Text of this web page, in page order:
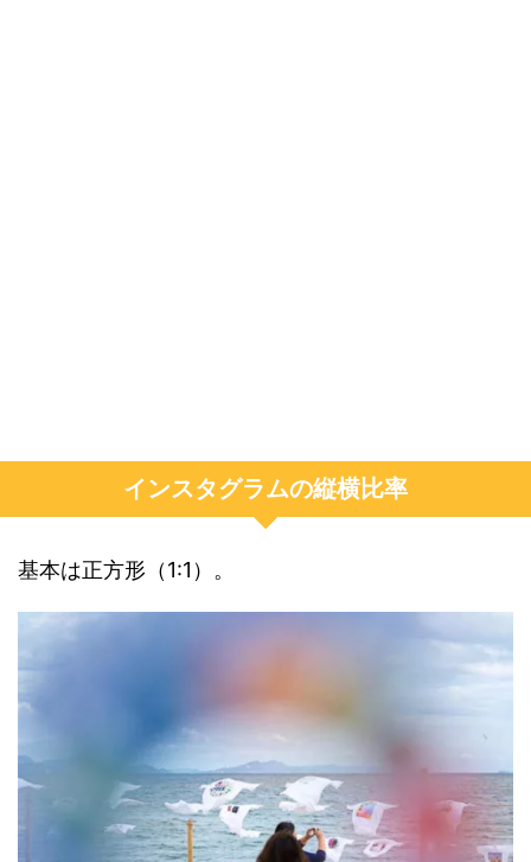
インスタグラムの縦横比率
基本は正方形（1:1）。